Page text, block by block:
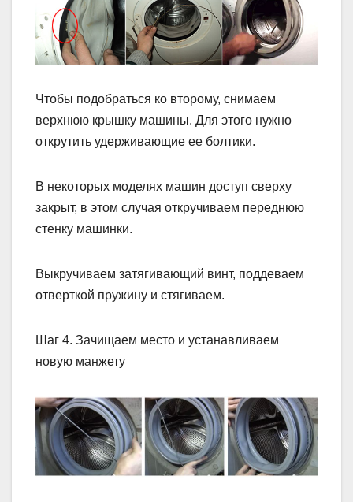
Чтобы подобраться ко второму, снимаем
верхнюю крышку машины. Для этого нужно
открутить удерживающие ее болтики.
В некоторых моделях машин доступ сверху
закрыт, в этом случая откручиваем переднюю
стенку машинки.
Выкручиваем затягивающий винт, поддеваем
отверткой пружину и стягиваем.
Шаг 4. Зачищаем место и устанавливаем
новую манжету